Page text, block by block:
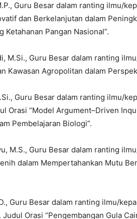
Guru Besar dalam ranting ilmu/
dan Berkelanjutan dalam
Pangan Nasional”.
M.Si., Guru Besar dalam ranting
Kawasan Agropolitan dalam
Guru Besar dalam ranting ilmu/
Orasi “Model Argument–Driven
Pembelajaran Biologi”.
M.S., Guru Besar dalam ranting
dalam Mempertahankan Mutu
Guru Besar dalam ranting ilmu/
Orasi “Pengembangan Gula